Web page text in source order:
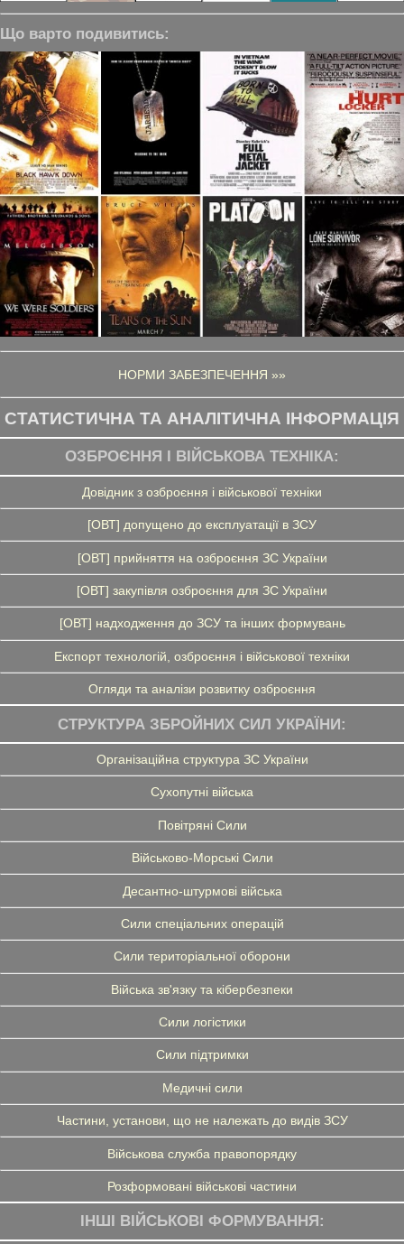
Що варто подивитись:
НОРМИ ЗАБЕЗПЕЧЕННЯ »»
СТАТИСТИЧНА ТА АНАЛІТИЧНА ІНФОРМАЦІЯ
ОЗБРОЄННЯ І ВІЙСЬКОВА ТЕХНІКА:
Довідник з озброєння і військової техніки
[ОВТ] допущено до експлуатації в ЗСУ
[ОВТ] прийняття на озброєння ЗС України
[ОВТ] закупівля озброєння для ЗС України
[ОВТ] надходження до ЗСУ та інших формувань
Експорт технологій, озброєння і військової техніки
Огляди та аналізи розвитку озброєння
СТРУКТУРА ЗБРОЙНИХ СИЛ УКРАЇНИ:
Організаційна структура ЗС України
Сухопутні війська
Повітряні Сили
Військово-Морські Сили
Десантно-штурмові війська
Сили спеціальних операцій
Сили територіальної оборони
Війська зв'язку та кібербезпеки
Сили логістики
Сили підтримки
Медичні сили
Частини, установи, що не належать до видів ЗСУ
Військова служба правопорядку
Розформовані військові частини
ІНШІ ВІЙСЬКОВІ ФОРМУВАННЯ: